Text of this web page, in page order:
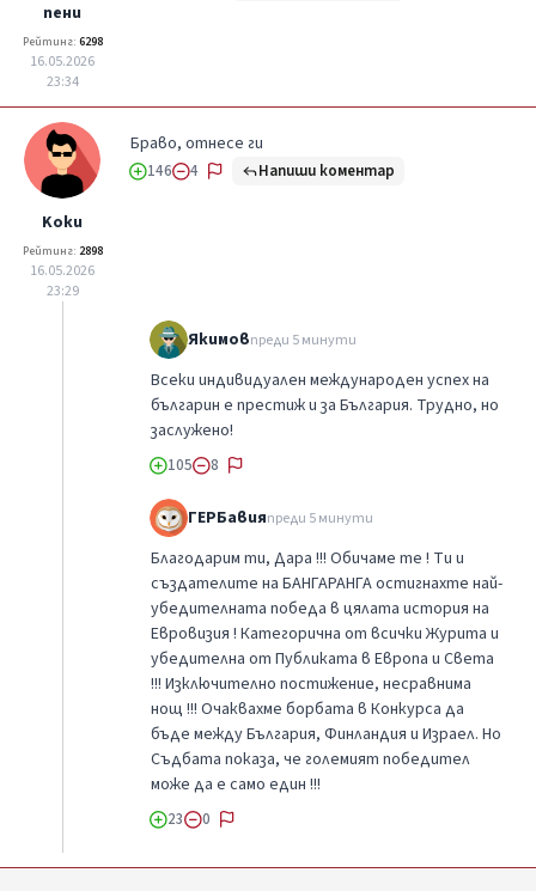
пени
Рейтинг: 6298
16.05.2026
23:34
Kоки
Рейтинг: 2898
16.05.2026
23:29
Браво, отнесе ги
146 4 Напиши коментар
Якимовпреди 5 минути
Всеки индивидуален международен успех на
българин е престиж и за България. Трудно, но
заслужено!
105 8
ГЕРБавияпреди 5 минути
Благодарим ти, Дара !!! Обичаме те ! Ти и
създателите на БАНГАРАНГА остигнахте най-
убедителната победа в цялата история на
Евровизия ! Категорична от всички Журита и
убедителна от Публиката в Европа и Света
!!! Изключително постижение, несравнима
нощ !!! Очаквахме борбата в Конкурса да
бъде между България, Финландия и Израел. Но
Съдбата показа, че големият победител
може да е само един !!!
23 0